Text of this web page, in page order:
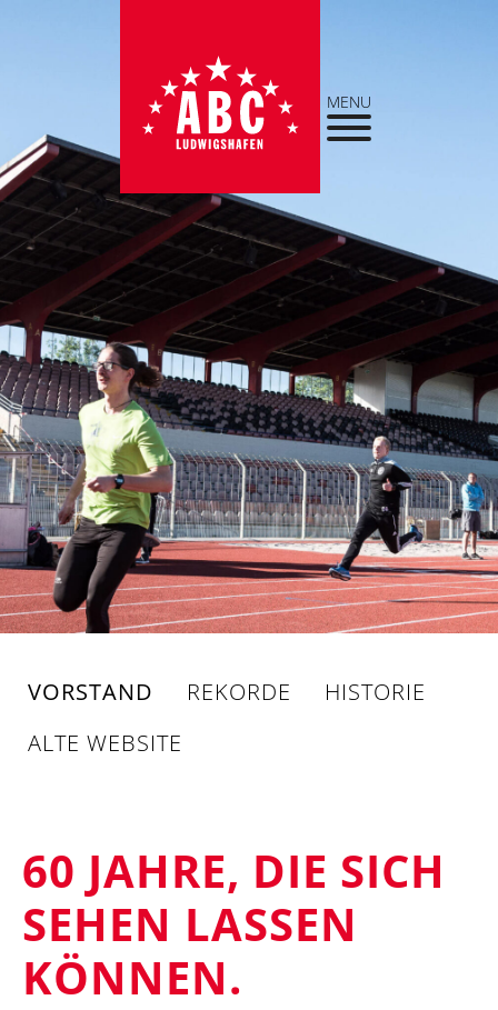
VORSTAND REKORDE
HISTORIE
ALTE WEBSITE
60 JAHRE, DIE SICH
SEHEN LASSEN
KÖNNEN.